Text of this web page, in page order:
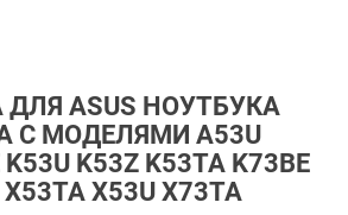
ASUS НОУТБУКА
С МОДЕЛЯМИ A53U
K53Z K53TA K73BE
X53U X73TA